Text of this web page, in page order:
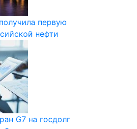
первую
нефти
G7 на госдолг